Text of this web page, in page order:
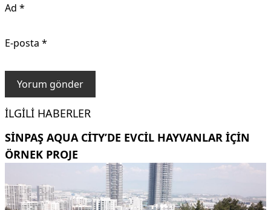
Ad *
E-posta *
İLGILI HABERLER
SINPAŞ AQUA CITY’DE EVCIL HAYVANLAR IÇIN
ÖRNEK PROJE